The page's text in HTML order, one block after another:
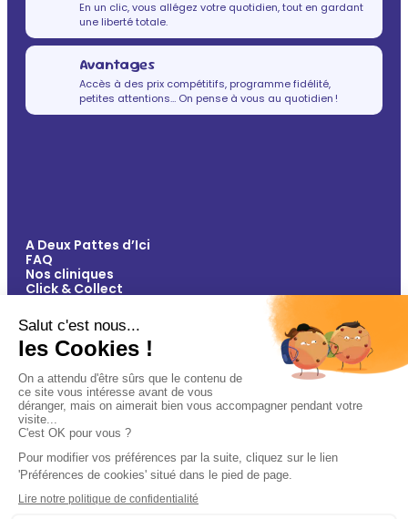
En un clic, vous allégez votre quotidien, tout en gardant
une liberté totale.
Avantages
Accès à des prix compétitifs, programme fidélité,
petites attentions… On pense à vous au quotidien !
A Deux Pattes d’Ici
FAQ
Nos cliniques
Click & Collect
Vos avantages
Conseils
Paiement 100% sécurisé
Politique de confidentialité